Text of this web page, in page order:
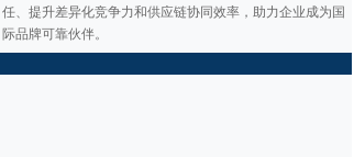
任、提升差异化竞争力和供应链协同效率，助力企业成为国
际品牌可靠伙伴。